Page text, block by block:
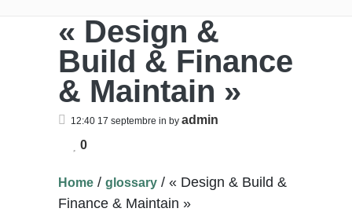
« Design &
Build & Finance
& Maintain »
12:40 17 septembre in by admin
0
Home / glossary / « Design & Build &
Finance & Maintain »